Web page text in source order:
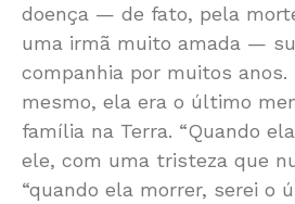
doença — de fato, pela
uma irmã muito amada —
companhia por muitos anos.
mesmo, ela era o último
família na Terra. “Quando
ele, com uma tristeza que
“quando ela morrer, serei o